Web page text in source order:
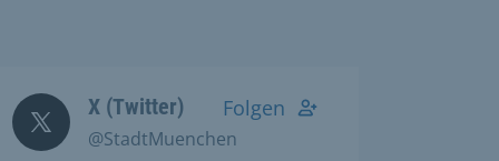
X (Twitter)
@StadtMuenchen
Folgen